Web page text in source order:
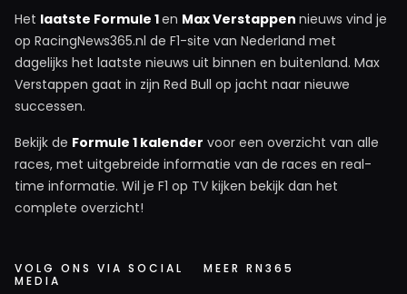
Het laatste Formule 1en Max Verstappen nieuws vind je
op RacingNews365.nl de F1-site van Nederland met
dagelijks het laatste nieuws uit binnen en buitenland. Max
Verstappen gaat in zijn Red Bull op jacht naar nieuwe
successen.
Bekijk de Formule 1 kalender voor een overzicht van alle
races, met uitgebreide informatie van de races en real-
time informatie. Wil je F1 op TV kijken bekijk dan het
complete overzicht!
VOLG ONS VIA SOCIAL
MEDIA
MEER RN365